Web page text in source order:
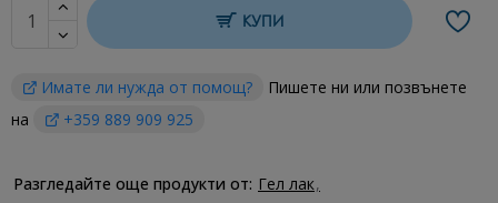
КУПИ
Имате ли нужда от помощ?
Пишете ни или позвънете
на
+359 889 909 925
Разгледайте още продукти от: Гел лак